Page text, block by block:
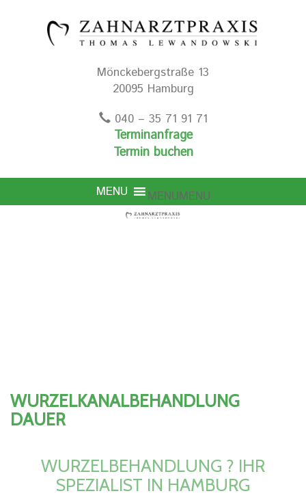
Mönckebergstraße 13
20095 Hamburg
040 – 35 71 91 71
Terminanfrage
Termin buchen
MENUMENU
WURZELKANALBEHANDLUNG
DAUER
WURZELBEHANDLUNG ? IHR
SPEZIALIST IN HAMBURG